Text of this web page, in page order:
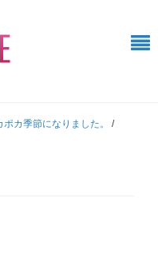
カ季節になりました。
/